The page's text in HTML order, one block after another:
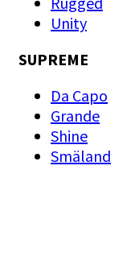
Unity
SUPREME
Da Capo
Grande
Shine
Smäland